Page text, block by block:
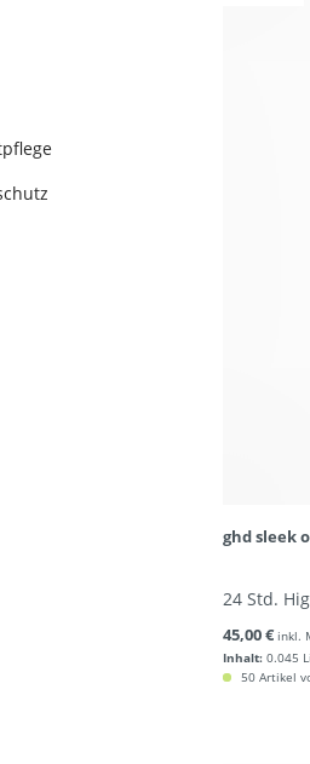
ghd sleek
24 Std.
Inhalt: 0.045
45,00 € inkl.
50 Artikel